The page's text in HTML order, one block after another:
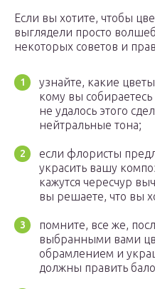
Если вы хотите, чтобы
выглядели просто
некоторых советов и
узнайте, какие
кому вы
не удалось этого
нейтральные тона;
если флористы
украсить вашу
кажутся чересчур
вы решаете, что вы
помните, все же,
выбранными вами
обрамлением и
должны править